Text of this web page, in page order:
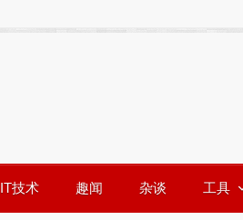
IT技术 趣闻 杂谈 工具